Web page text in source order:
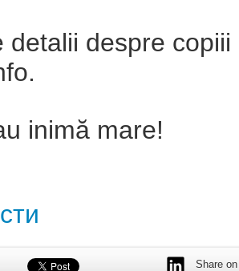
detalii despre
inimă mare!
Share